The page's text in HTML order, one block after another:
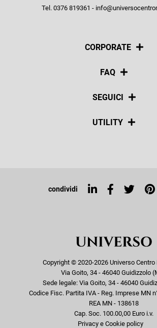
Tel. 0376 819361 -
CORPORATE
Chi siamo
FAQ
Pagamenti
SEGUICI
Social
UTILITY
Top ricerche
condividi
Copyright © 2020-2026 Universo Centro
Via Goito, 34 - 46040 Guidizzolo
Sede legale: Via Goito, 34 - 46040
Codice Fisc. Partita IVA - Reg. Imprese MN
REA MN - 138618
Cap. Soc. 100.00,00 Euro i.v.
Privacy e Cookie policy